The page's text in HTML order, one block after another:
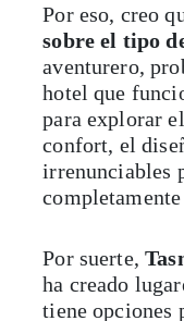
Por eso, creo
sobre el tipo
aventurero,
hotel que
para explorar
confort, el
irrenunciables
Por suerte,
ha creado
tiene opciones